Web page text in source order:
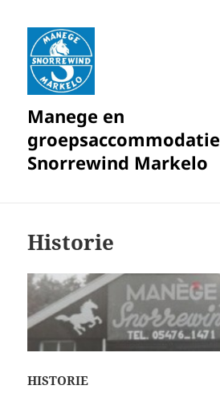
Manege en
groepsaccommodatie
Snorrewind Markelo
Historie
HISTORIE